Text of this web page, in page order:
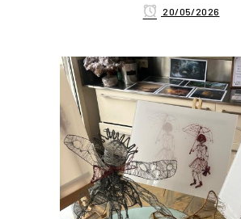
20/05/2026